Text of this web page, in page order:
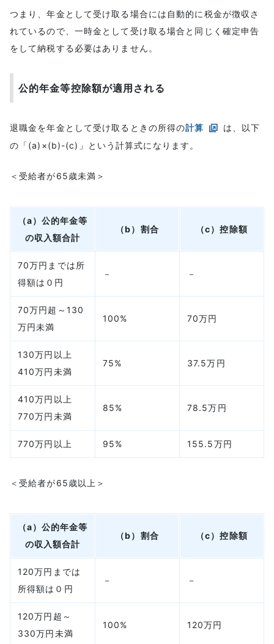
つまり、年金として受け取る場合には自動的に税金が徴収さ
れているので、一時金として受け取る場合と同じく確定申告
をして納税する必要はありません。
公的年金等控除額が適用される
退職金を年金として受け取るときの所得の計算
は、以下
の「(a)×(b)-(c)」という計算式になります。
＜受給者が65歳未満＞
（a）公的年金等
の収入額合計
（b）割合 （c）控除額
70万円までは所
得額は０円
－ －
70万円超～130
万円未満
100% 70万円
130万円以上
410万円未満
75% 37.5万円
410万円以上
770万円未満
85% 78.5万円
770万円以上 95% 155.5万円
＜受給者が65歳以上＞
（a）公的年金等
の収入額合計
（b）割合 （c）控除額
120万円までは
所得額は０円
－ －
120万円超～
330万円未満
100% 120万円